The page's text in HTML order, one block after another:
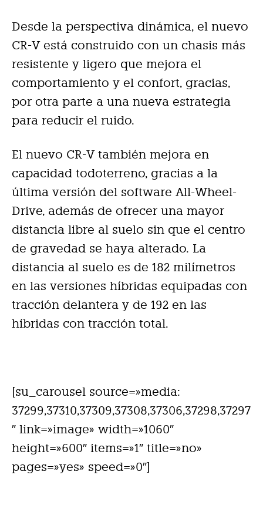
Desde la perspectiva dinámica, el nuevo
CR-V está construido con un chasis más
resistente y ligero que mejora el
comportamiento y el confort, gracias,
por otra parte a una nueva estrategia
para reducir el ruido.
El nuevo CR-V también mejora en
capacidad todoterreno, gracias a la
última versión del software All-Wheel-
Drive, además de ofrecer una mayor
distancia libre al suelo sin que el centro
de gravedad se haya alterado. La
distancia al suelo es de 182 milímetros
en las versiones híbridas equipadas con
tracción delantera y de 192 en las
híbridas con tracción total.
[su_carousel source=»media:
37299,37310,37309,37308,37306,37298,37297
″ link=»image» width=»1060″
height=»600″ items=»1″ title=»no»
pages=»yes» speed=»0″]